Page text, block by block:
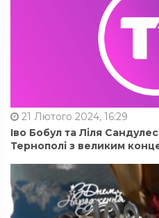
21 Лютого 2024, 16:29
Іво Бобул та Ліля
Тернополі з великим